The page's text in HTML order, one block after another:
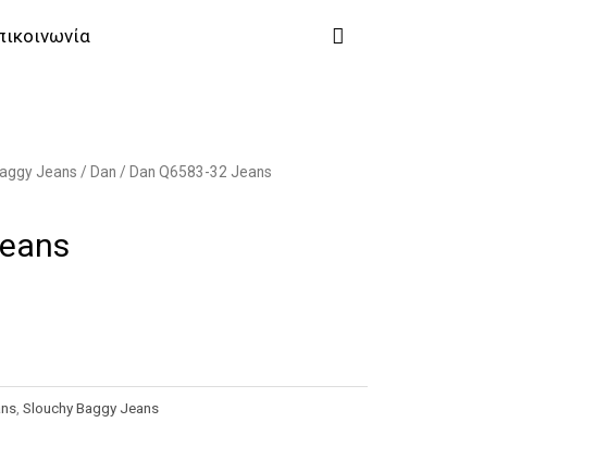
Jeans / Dan / Dan Q6583-32 Jeans
Slouchy Baggy Jeans